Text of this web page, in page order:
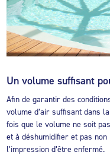
Un volume suffisant
Afin de garantir des
volume d’air suffisant dans
fois que le volume ne soit
et à déshumidifier et pas
l’impression d’être enfermé.